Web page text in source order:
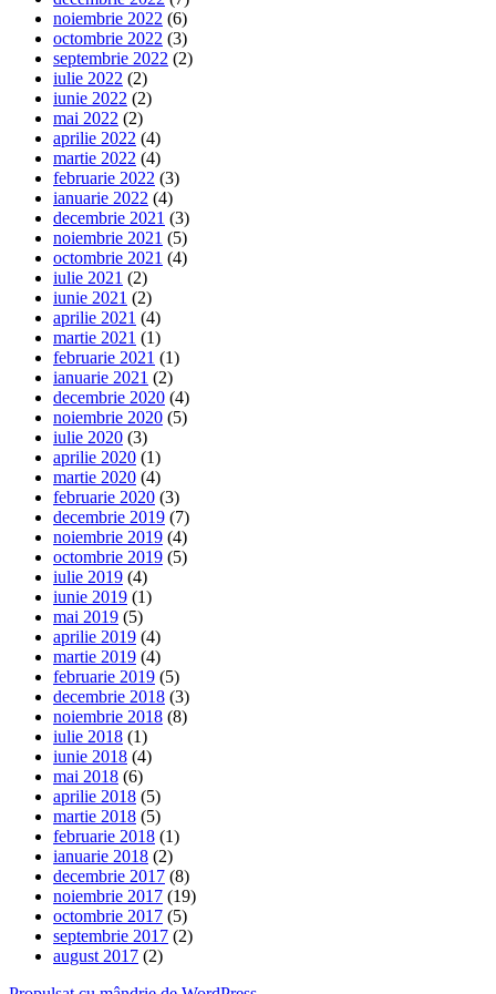
noiembrie 2022 (6)
octombrie 2022 (3)
septembrie 2022 (2)
iulie 2022 (2)
iunie 2022 (2)
mai 2022 (2)
aprilie 2022 (4)
martie 2022 (4)
februarie 2022 (3)
ianuarie 2022 (4)
decembrie 2021 (3)
noiembrie 2021 (5)
octombrie 2021 (4)
iulie 2021 (2)
iunie 2021 (2)
aprilie 2021 (4)
martie 2021 (1)
februarie 2021 (1)
ianuarie 2021 (2)
decembrie 2020 (4)
noiembrie 2020 (5)
iulie 2020 (3)
aprilie 2020 (1)
martie 2020 (4)
februarie 2020 (3)
decembrie 2019 (7)
noiembrie 2019 (4)
octombrie 2019 (5)
iulie 2019 (4)
iunie 2019 (1)
mai 2019 (5)
aprilie 2019 (4)
martie 2019 (4)
februarie 2019 (5)
decembrie 2018 (3)
noiembrie 2018 (8)
iulie 2018 (1)
iunie 2018 (4)
mai 2018 (6)
aprilie 2018 (5)
martie 2018 (5)
februarie 2018 (1)
ianuarie 2018 (2)
decembrie 2017 (8)
noiembrie 2017 (19)
octombrie 2017 (5)
septembrie 2017 (2)
august 2017 (2)